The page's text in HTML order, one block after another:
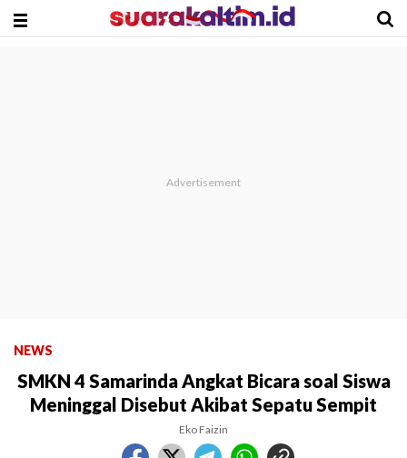
NEWS
SMKN 4 Samarinda Angkat Bicara soal Siswa
Meninggal Disebut Akibat Sepatu Sempit
Eko Faizin